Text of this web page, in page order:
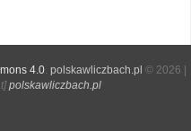
4.0. polskawliczbach.pl © 2026 |
polskawliczbach.pl